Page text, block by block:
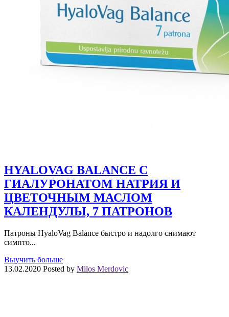
HYALOVAG BALANCE С
ГИАЛУРОНАТОМ НАТРИЯ И
ЦВЕТОЧНЫМ МАСЛОМ
КАЛЕНДУЛЫ, 7 ПАТРОНОВ
Патроны HyaloVag Balance быстро и надолго снимают
симпто...
Выучить больше
13.02.2020 Posted by Milos Merdovic